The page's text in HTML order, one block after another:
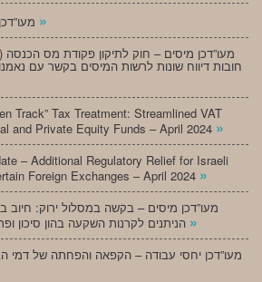
»
חובות דיווח שונות לרשות המיסים בקשר עם
Track” Tax Treatment: Streamlined VAT
and Private Equity Funds – April 2024 »
– Additional Regulatory Relief for Israeli
Foreign Exchanges – April 2024 »
מעו”דכן מיסים – בקשה במסלול ירוק:
»